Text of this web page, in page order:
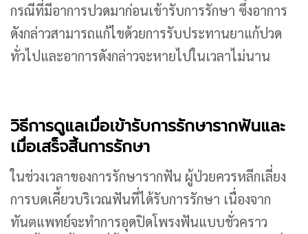
กรณีที่มีอาการปวดมาก่อนเข้ารับการรักษา ซึ่งอาการ
ดังกล่าวสามารถแก้ไขด้วยการรับประทานยาแก้ปวด
ทั่วไปและอาการดังกล่าวจะหายไปในเวลาไม่นาน
วิธีการดูแลเมื่อเข้ารับการรักษารากฟันและ
เมื่อเสร็จสิ้นการรักษา
ในช่วงเวลาของการรักษารากฟัน ผู้ป่วยควรหลีกเลี่ยง
การบดเคี้ยวบริเวณฟันที่ได้รับการรักษา เนื่องจาก
ทันตแพทย์จะทำการอุดปิดโพรงฟันแบบชั่วคราว